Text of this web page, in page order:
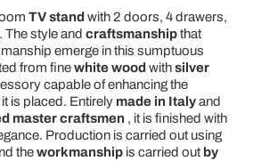
TV stand with 2 doors, 4 drawers,
style and craftsmanshipthat
emerge in this sumptuous
from finewhite wood withsilver
capable of enhancing the
is placed. Entirely made in Italyand
master craftsmen , it is finished with
Production is carried out using
theworkmanshipis carried out by